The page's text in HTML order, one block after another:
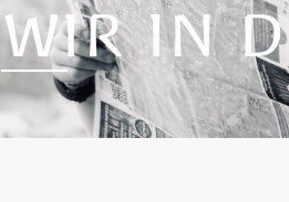
WIR IN